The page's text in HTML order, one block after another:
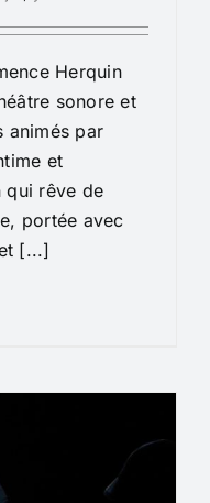
Herquin
sonore et
animés par
et
qui rêve de
portée avec
[...]